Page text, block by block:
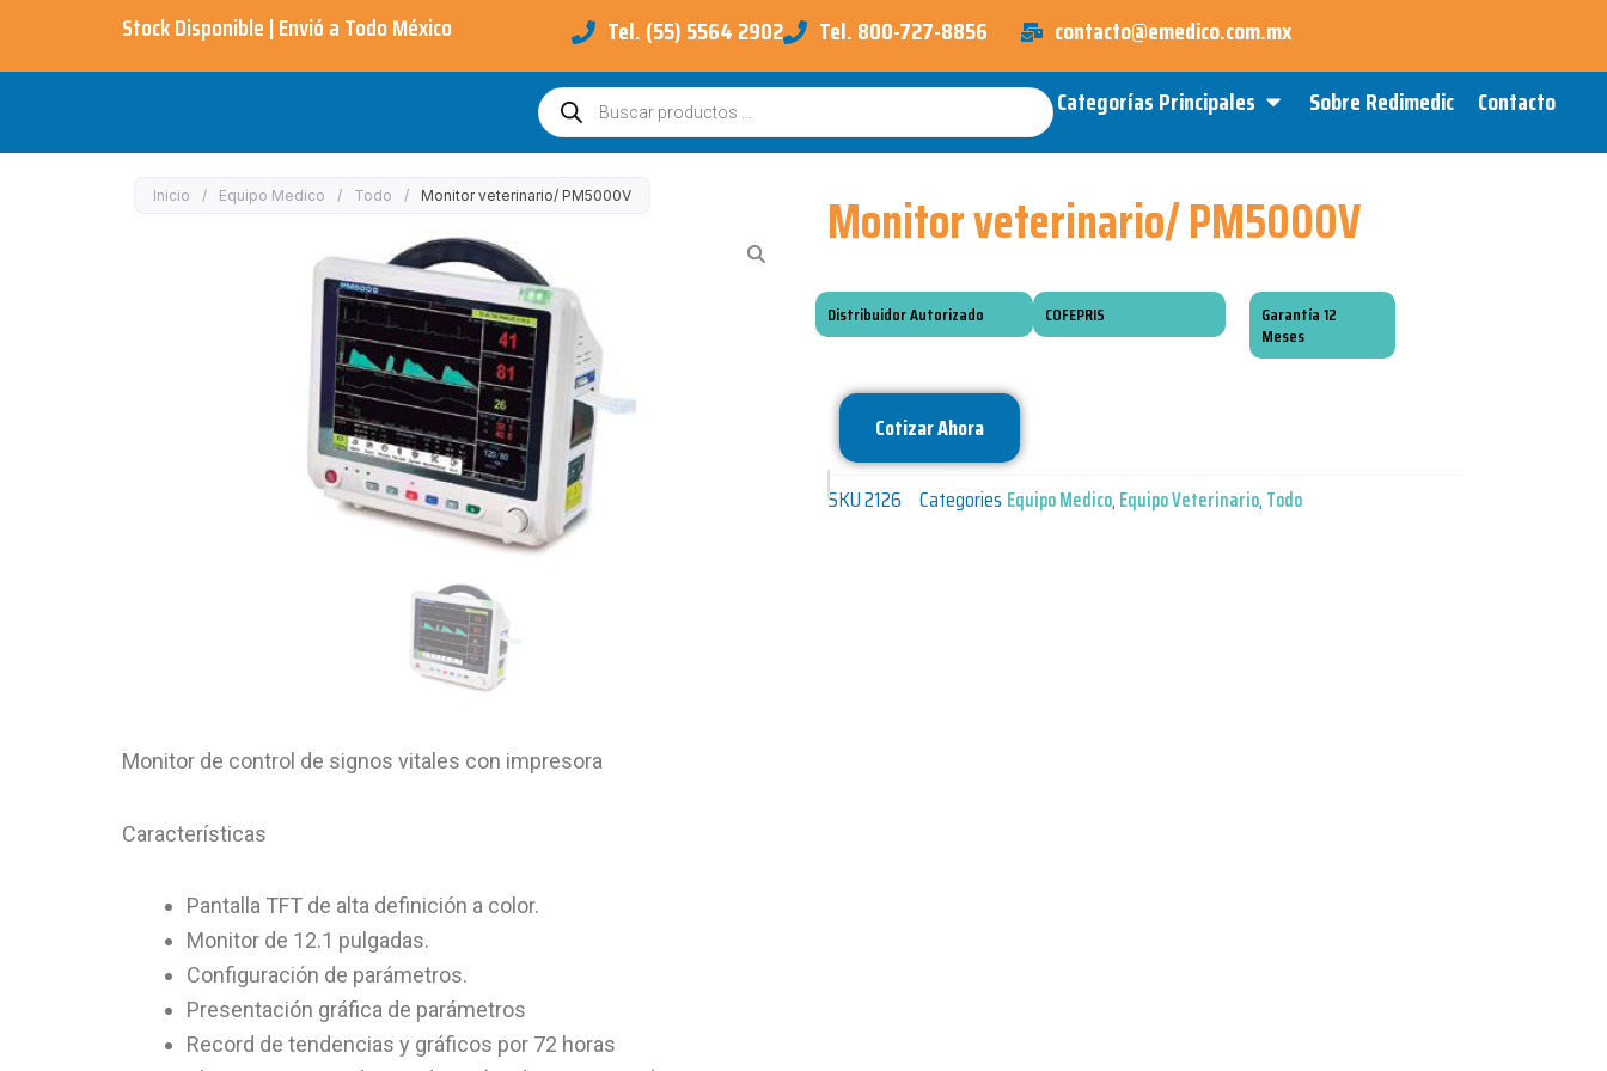
Stock Disponible | Envió a Todo México​ Tel. (55) 5564 2902 Tel. 800-727-8856 contacto@emedico.com.mx
Búsqueda
de
productos
Categorías Principales Open Categorías Principales
Sobre Redimedic Contacto
Inicio / Equipo Medico / Todo / Monitor veterinario/ PM5000V Monitor veterinario/ PM5000V
Distribuidor Autorizado COFEPRIS
Garantía 12
Meses
Cotizar Ahora
SKU2126 Categories Equipo Medico, Equipo Veterinario, Todo
Monitor de control de signos vitales con impresora
Características
Pantalla TFT de alta definición a color.
Monitor de 12.1 pulgadas.
Configuración de parámetros.
Presentación gráfica de parámetros
Record de tendencias y gráficos por 72 horas